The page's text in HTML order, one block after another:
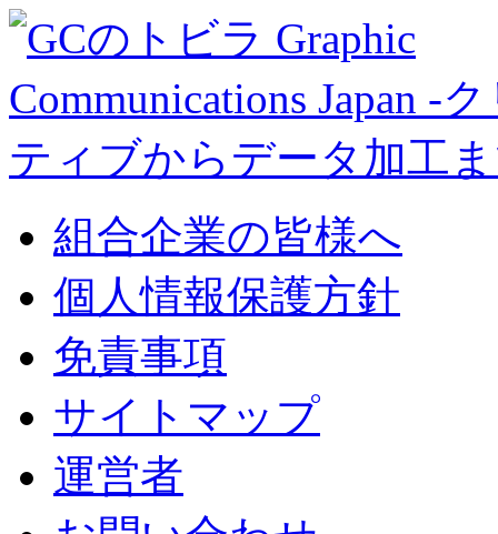
組合企業の皆様へ
個人情報保護方針
免責事項
サイトマップ
運営者